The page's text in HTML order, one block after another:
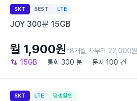
SKT BEST LTE
JOY 300분 15GB
15GB 통화 300 분 문자 100 건
월 1,900원*8개월 차부터 22,000원
SKT LTE 평생할인